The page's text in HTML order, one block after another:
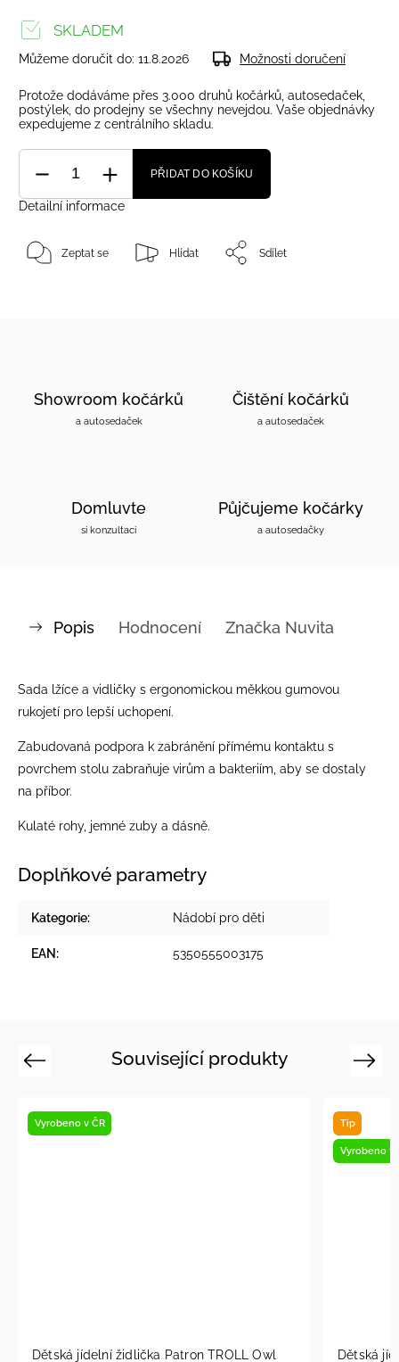
SKLADEM
Můžeme doručit do: 11.8.2026 Možnosti doručení
Protože dodáváme přes 3.000 druhů kočárků, autosedaček,
postýlek, do prodejny se všechny nevejdou. Vaše objednávky
expedujeme z centrálního skladu.
PŘIDAT DO KOŠÍKU
Detailní informace
Zeptat se Hlídat Sdílet
Showroom kočárků
a autosedaček
Čištění kočárků
a autosedaček
Domluvte
si konzultaci
Půjčujeme kočárky
a autosedačky
Popis Hodnocení Značka Nuvita
Sada lžíce a vidličky s ergonomickou měkkou gumovou
rukojetí pro lepší uchopení.
Zabudovaná podpora k zabránění přímému kontaktu s
povrchem stolu zabraňuje virům a bakteriím, aby se dostaly
na příbor.
Kulaté rohy, jemné zuby a dásně.
Doplňkové parametry
Kategorie: Nádobí pro děti
EAN: 5350555003175
Související produkty
Previous
Vyrobeno v ČR
Dětská jídelní židlička Patron TROLL Owl
Tip
Vyrobeno v
Dětská
Next